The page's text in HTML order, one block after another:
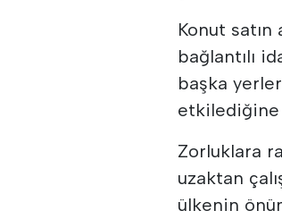
Konut
bağlantılı
başka
etkilediğine
Zorluklara
uzaktan
ülkenin